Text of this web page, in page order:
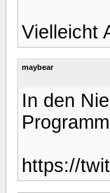
Vielleicht
maybear
In den
https://